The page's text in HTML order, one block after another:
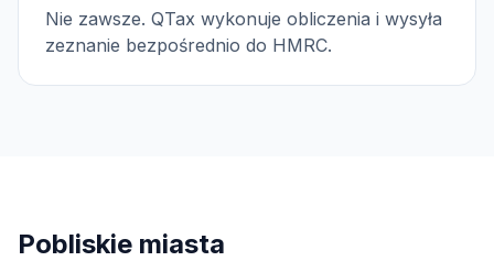
Nie zawsze. QTax wykonuje obliczenia i wysyła
zeznanie bezpośrednio do HMRC.
Pobliskie miasta